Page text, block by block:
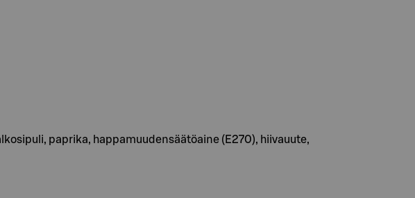
paprika, happamuudensäätöaine (E270), hiivauute,